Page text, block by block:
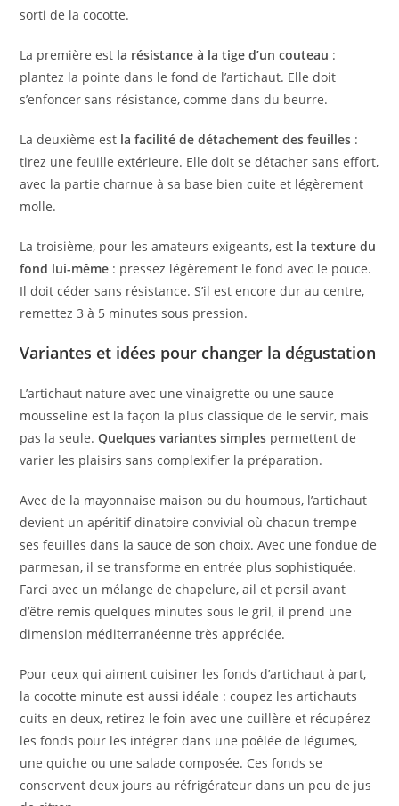
sorti de la cocotte.
La première est la résistance à la tige d’un couteau :
plantez la pointe dans le fond de l’artichaut. Elle doit
s’enfoncer sans résistance, comme dans du beurre.
La deuxième est la facilité de détachement des feuilles :
tirez une feuille extérieure. Elle doit se détacher sans effort,
avec la partie charnue à sa base bien cuite et légèrement
molle.
La troisième, pour les amateurs exigeants, est la texture du
fond lui-même : pressez légèrement le fond avec le pouce.
Il doit céder sans résistance. S’il est encore dur au centre,
remettez 3 à 5 minutes sous pression.
Variantes et idées pour changer la dégustation
L’artichaut nature avec une vinaigrette ou une sauce
mousseline est la façon la plus classique de le servir, mais
pas la seule.Quelques variantes simples permettent de
varier les plaisirs sans complexifier la préparation.
Avec de la mayonnaise maison ou du houmous, l’artichaut
devient un apéritif dinatoire convivial où chacun trempe
ses feuilles dans la sauce de son choix. Avec une fondue de
parmesan, il se transforme en entrée plus sophistiquée.
Farci avec un mélange de chapelure, ail et persil avant
d’être remis quelques minutes sous le gril, il prend une
dimension méditerranéenne très appréciée.
Pour ceux qui aiment cuisiner les fonds d’artichaut à part,
la cocotte minute est aussi idéale : coupez les artichauts
cuits en deux, retirez le foin avec une cuillère et récupérez
les fonds pour les intégrer dans une poêlée de légumes,
une quiche ou une salade composée. Ces fonds se
conservent deux jours au réfrigérateur dans un peu de jus